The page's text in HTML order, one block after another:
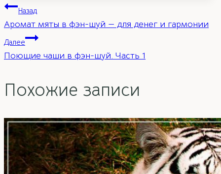
Навигация
по
записям
Назад
Аромат мяты в фэн-шуй — для денег и гармонии
Далее
Поющие чаши в фэн-шуй. Часть 1
Похожие записи